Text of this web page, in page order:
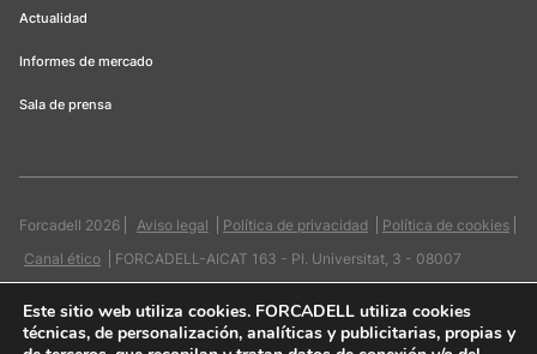
Actualidad
Informes de mercado
Sala de prensa
Forcadell 2026 Aviso legal Política de privacidad
Política de cookies
Canal ético
FORCADELL-AICAT 163 - Pl. Universitat, 3 - 08007
Este sitio web utiliza cookies. FORCADELL utiliza cookies
técnicas, de personalización, analíticas y publicitarias, propias y